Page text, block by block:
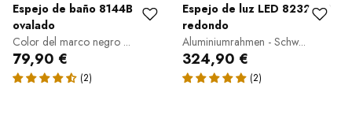
Espejo de baño 8144B
ovalado
Color del marco negro ...
79,90 €
Espejo de luz LED 8232-2.0
redondo
Aluminiumrahmen - Schw...
324,90 €